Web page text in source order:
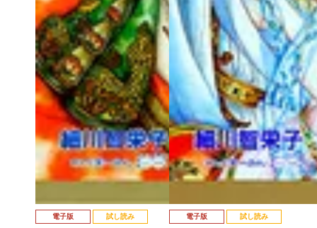
電子版 試し読み 電子版 試し読み